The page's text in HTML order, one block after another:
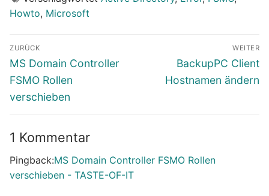
Howto, Microsoft
Beitragsnavigation
ZURÜCK
Vorheriger
Beitrag:
MS Domain Controller
FSMO Rollen
verschieben
WEITER
Nächster
Beitrag:
BackupPC Client
Hostnamen ändern
1 Kommentar
Pingback:MS Domain Controller FSMO Rollen
verschieben - TASTE-OF-IT